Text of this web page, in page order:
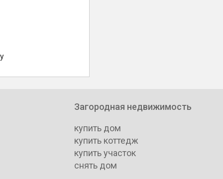
Загородная недвижимость
купить дом
купить коттедж
купить участок
снять дом